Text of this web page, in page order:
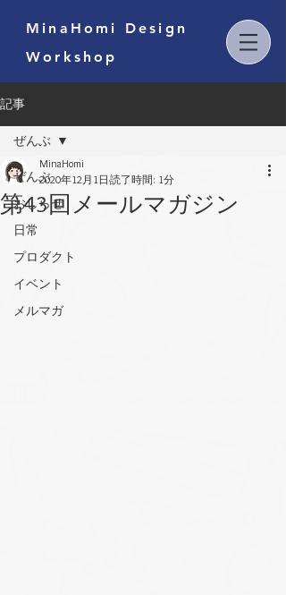
MinaHomi Design
Workshop
記事
ぜんぶ
おしらせ
日常
プロダクト
イベント
メルマガ
ぜんぶ
第43回メールマガジン
MinaHomi
2020年12月1日 読了時間: 1分